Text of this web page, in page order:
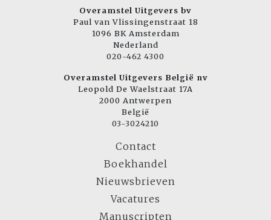
Overamstel Uitgevers bv
Paul van Vlissingenstraat 18
1096 BK Amsterdam
Nederland
020-462 4300
Overamstel Uitgevers België nv
Leopold De Waelstraat 17A
2000 Antwerpen
België
03-3024210
Contact
Boekhandel
Nieuwsbrieven
Vacatures
Manuscripten